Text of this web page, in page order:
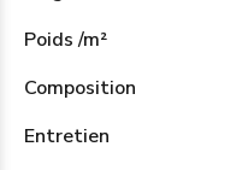
Poids /m²
Composition
Entretien